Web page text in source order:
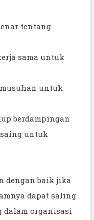
tentang
sama untuk
untuk
berdampingan
untuk
dengan baik jika
dapat saling
dalam organisasi